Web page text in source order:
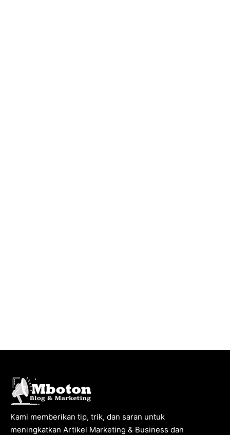
Kami memberikan tip, trik, dan saran untuk
meningkatkan Artikel Marketing & Business dan